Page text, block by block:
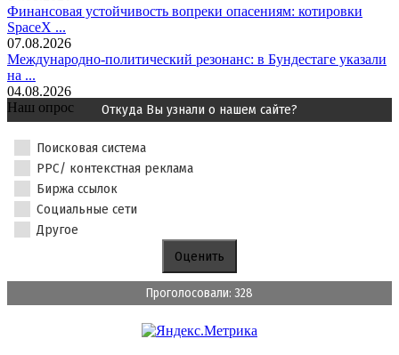
Финансовая устойчивость вопреки опасениям: котировки
SpaceX ...
07.08.2026
Международно-политический резонанс: в Бундестаге указали
на ...
04.08.2026
Наш опрос
Откуда Вы узнали о нашем сайте?
Поисковая система
PPC/ контекстная реклама
Биржа ссылок
Социальные сети
Другое
Проголосовали: 328